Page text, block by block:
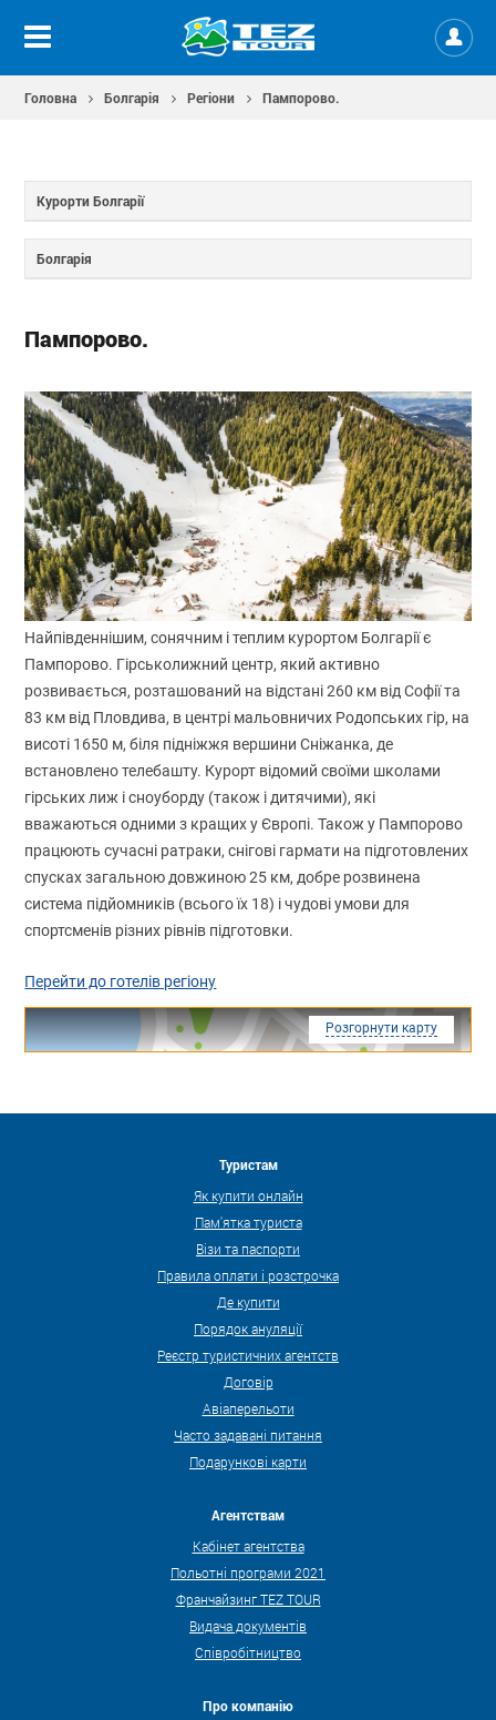
Головна Болгарія Регіони Пампорово.
Курорти Болгарії
Болгарія
Пампорово.
Найпівденнішим, сонячним і теплим курортом Болгарії є
Пампорово. Гірськолижний центр, який активно
розвивається, розташований на відстані 260 км від Софії та
83 км від Пловдива, в центрі мальовничих Родопських гір, на
висоті 1650 м, біля підніжжя вершини Сніжанка, де
встановлено телебашту. Курорт відомий своїми школами
гірських лиж і сноуборду (також і дитячими), які
вважаються одними з кращих у Європі. Також у Пампорово
працюють сучасні ратраки, снігові гармати на підготовлених
спусках загальною довжиною 25 км, добре розвинена
система підйомників (всього їх 18) і чудові умови для
спортсменів різних рівнів підготовки.
Перейти до готелів регіону
Розгорнути карту
Туристам
Як купити онлайн
Пам'ятка туриста
Візи та паспорти
Правила оплати і розстрочка
Де купити
Порядок ануляції
Реєстр туристичних агентств
Договір
Авіаперельоти
Часто задавані питання
Подарункові карти
Агентствам
Кабінет агентства
Польотні програми 2021
Франчайзинг TEZ TOUR
Видача документів
Співробітництво
Про компанію